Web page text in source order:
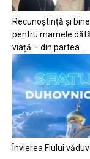
Recunoștință și
pentru mamele
viață – din partea...
Învierea Fiului